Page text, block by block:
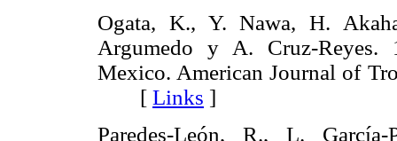
Ogata, K., Y. Nawa, H.
Argumedo y A. Cruz-Reyes.
Mexico. American Journal of
[ Links ]
Paredes-León, R., L.